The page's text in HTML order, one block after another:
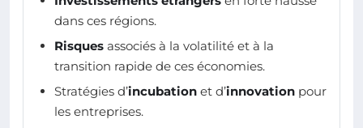
dans ces régions.
Risques associés à la volatilité et à la
transition rapide de ces économies.
Stratégies d’incubation et d’innovation pour
les entreprises.